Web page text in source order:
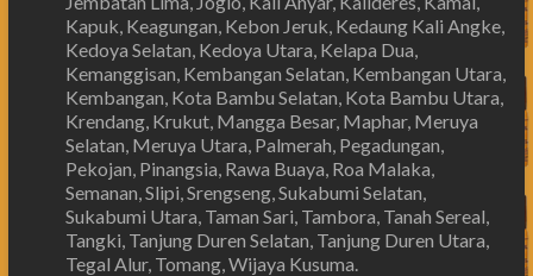
Kapuk, Keagungan, Kebon Jeruk, Kedaung Kali Angke,
Kedoya Selatan, Kedoya Utara, Kelapa Dua,
Kemanggisan, Kembangan Selatan, Kembangan Utara,
Kembangan, Kota Bambu Selatan, Kota Bambu Utara,
Krendang, Krukut, Mangga Besar, Maphar, Meruya
Selatan, Meruya Utara, Palmerah, Pegadungan,
Pekojan, Pinangsia, Rawa Buaya, Roa Malaka,
Semanan, Slipi, Srengseng, Sukabumi Selatan,
Sukabumi Utara, Taman Sari, Tambora, Tanah Sereal,
Tangki, Tanjung Duren Selatan, Tanjung Duren Utara,
Tegal Alur, Tomang, Wijaya Kusuma.